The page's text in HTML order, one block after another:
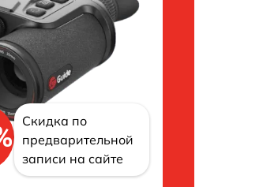
Скидка по
предварительной
записи на сайте